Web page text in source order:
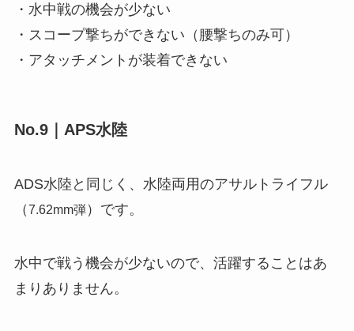
・水中戦の機会が少ない
・スコープ撃ちができない（腰撃ちのみ可）
・アタッチメントが装着できない
No.9｜APS水陸
ADS水陸と同じく、水陸両用のアサルトライフル
（7.62mm弾）です。
水中で戦う機会が少ないので、活躍することはあ
まりありません。